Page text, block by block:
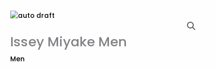
Issey Miyake Men
Men